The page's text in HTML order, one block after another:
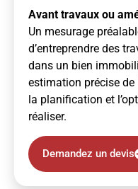
Avant travaux ou
Un mesurage
d’entreprendre des
dans un bien
estimation précise
la planification et
réaliser.
Demandez un devis